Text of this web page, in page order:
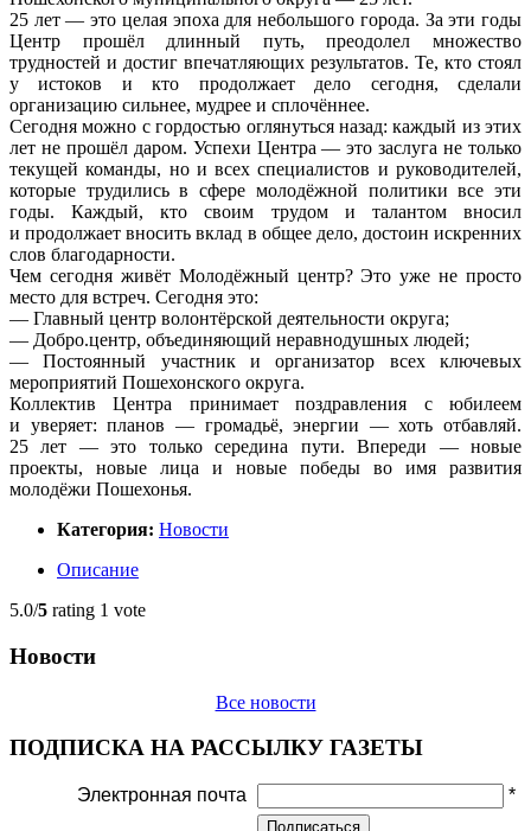
25 лет — это целая эпоха для небольшого города. За эти годы
Центр прошёл длинный путь, преодолел множество
трудностей и достиг впечатляющих результатов. Те, кто стоял
у истоков и кто продолжает дело сегодня, сделали
организацию сильнее, мудрее и сплочённее.
Сегодня можно с гордостью оглянуться назад: каждый из этих
лет не прошёл даром. Успехи Центра — это заслуга не только
текущей команды, но и всех специалистов и руководителей,
которые трудились в сфере молодёжной политики все эти
годы. Каждый, кто своим трудом и талантом вносил
и продолжает вносить вклад в общее дело, достоин искренних
слов благодарности.
Чем сегодня живёт Молодёжный центр? Это уже не просто
место для встреч. Сегодня это:
— Главный центр волонтёрской деятельности округа;
— Добро.центр, объединяющий неравнодушных людей;
— Постоянный участник и организатор всех ключевых
мероприятий Пошехонского округа.
Коллектив Центра принимает поздравления с юбилеем
и уверяет: планов — громадьё, энергии — хоть отбавляй.
25 лет — это только середина пути. Впереди — новые
проекты, новые лица и новые победы во имя развития
молодёжи Пошехонья.
Категория: Новости
Описание
5.0/5 rating 1 vote
Новости
Все новости
ПОДПИСКА НА РАССЫЛКУ ГАЗЕТЫ
Электронная почта *
Подписаться